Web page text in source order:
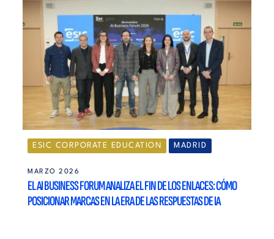
ESIC CORPORATE EDUCATION MADRID
MARZO 2026
EL AI BUSINESS FORUM ANALIZA EL FIN DE LOS ENLACES: CÓMO
POSICIONAR MARCAS EN LA ERA DE LAS RESPUESTAS DE IA